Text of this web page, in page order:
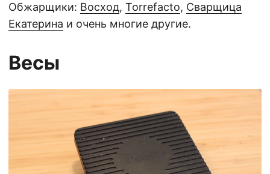
Обжарщики: Восход, Torrefacto, Сварщица
Екатерина и очень многие другие.
Весы